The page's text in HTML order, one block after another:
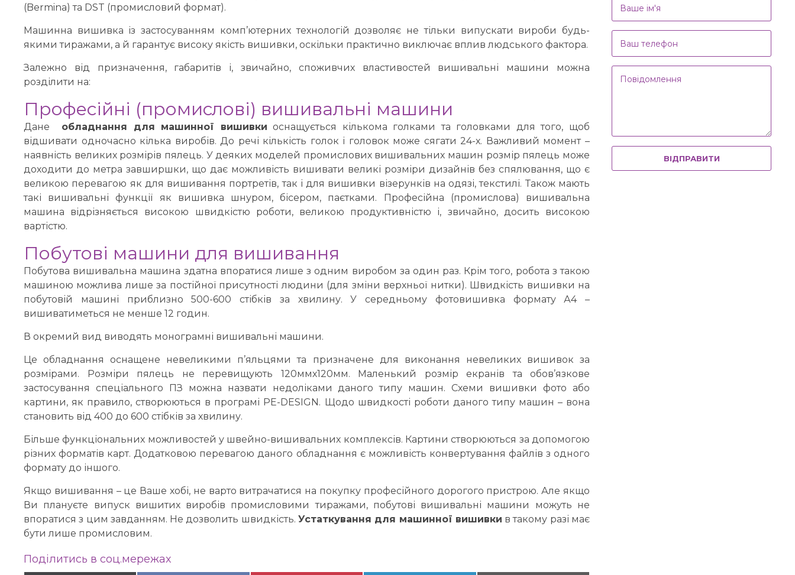
(Bermina) та DST (промисловий формат).
Машинна вишивка із застосуванням комп’ютерних технологій дозволяє не тільки випускати вироби будь-
якими тиражами, а й гарантує високу якість вишивки, оскільки практично виключає вплив людського фактора.
Залежно від призначення, габаритів і, звичайно, споживчих властивостей вишивальні машини можна
розділити на:
Професійні (промислові) вишивальні машини
Дане обладнання для машинної вишивки оснащується кількома голками та головками для того, щоб
відшивати одночасно кілька виробів. До речі кількість голок і головок може сягати 24-х. Важливий момент –
наявність великих розмірів пялець. У деяких моделей промислових вишивальних машин розмір пялець може
доходити до метра завширшки, що дає можливість вишивати великі розміри дизайнів без спялювання, що є
великою перевагою як для вишивання портретів, так і для вишивки візерунків на одязі, текстилі. Також мають
такі вишивальні функції як вишивка шнуром, бісером, паєтками. Професійна (промислова) вишивальна
машина відрізняється високою швидкістю роботи, великою продуктивністю і, звичайно, досить високою
вартістю.
Побутові машини для вишивання
Побутова вишивальна машина здатна впоратися лише з одним виробом за один раз. Крім того, робота з такою
машиною можлива лише за постійної присутності людини (для зміни верхньої нитки). Швидкість вишивки на
побутовій машині приблизно 500-600 стібків за хвилину. У середньому фотовишивка формату А4 –
вишиватиметься не менше 12 годин.
В окремий вид виводять монограмні вишивальні машини.
Це обладнання оснащене невеликими п’яльцями та призначене для виконання невеликих вишивок за
розмірами. Розміри пялець не перевищують 120ммх120мм. Маленький розмір екранів та обов’язкове
застосування спеціального ПЗ можна назвати недоліками даного типу машин. Схеми вишивки фото або
картини, як правило, створюються в програмі PE-DESIGN. Щодо швидкості роботи даного типу машин – вона
становить від 400 до 600 стібків за хвилину.
Більше функціональних можливостей у швейно-вишивальних комплексів. Картини створюються за допомогою
різних форматів карт. Додатковою перевагою даного обладнання є можливість конвертування файлів з одного
формату до іншого.
Якщо вишивання – це Ваше хобі, не варто витрачатися на покупку професійного дорогого пристрою. Але якщо
Ви плануєте випуск вишитих виробів промисловими тиражами, побутові вишивальні машини можуть не
впоратися з цим завданням. Не дозволить швидкість. Устаткування для машинної вишивки в такому разі має
бути лише промисловим.
Поділитись в соц.мережах